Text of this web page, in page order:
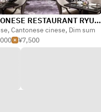
CANTONESE RESTAURANT RYUTENMON / The Westin Tokyo
, Cantonese cinese, Dim sum
¥7,500